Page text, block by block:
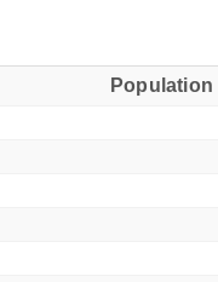
Population